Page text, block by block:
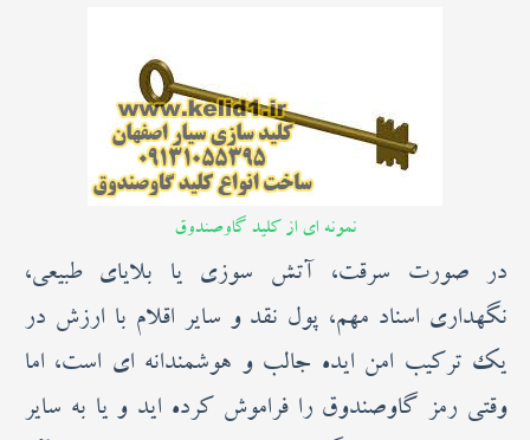
نمونه ای از کلید گاوصندوق
در صورت سرقت، آتش سوزی یا بلایای طبیعی،
نگهداری اسناد مهم، پول نقد و سایر اقلام با ارزش در
یک ترکیب امن ایده جالب و هوشمندانه ای است، اما
وقتی رمز گاوصندوق را فراموش کرده اید و یا به سایر